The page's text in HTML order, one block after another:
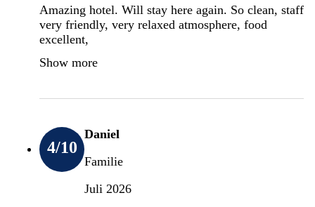
Amazing hotel. Will stay here again. So clean, staff
very friendly, very relaxed atmosphere, food
excellent,
Show more
4/10
Daniel
Familie
Juli 2026